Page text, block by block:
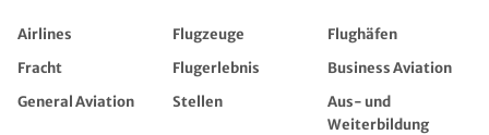
Airlines Flugzeuge
Flughäfen
Fracht
Flugerlebnis
Business Aviation
General Aviation
Stellen
Aus- und
Weiterbildung